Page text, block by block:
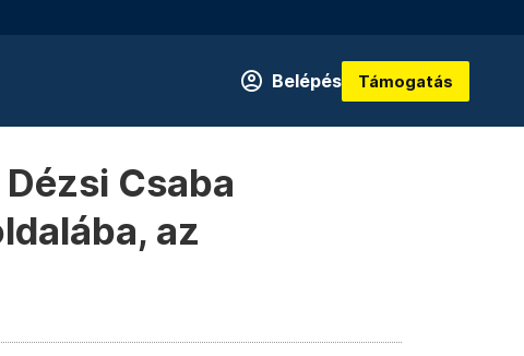
Belépés Támogatás
Csaba
az